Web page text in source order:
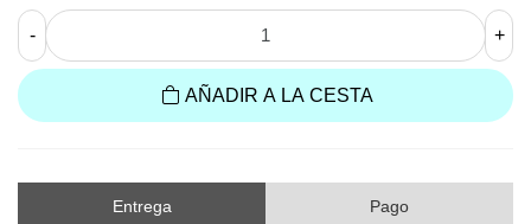
- +
AÑADIR A LA CESTA
Entrega Pago